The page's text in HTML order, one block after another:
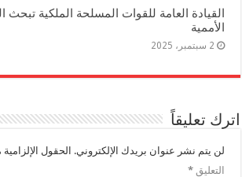
القيادة العامة للقوات المسلحة الملكية تبحث
الأممية
2 سبتمبر، 2025
اترك تعليقاً
لن يتم نشر عنوان بريدك الإلكتروني. الحقول
التعليق*